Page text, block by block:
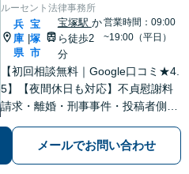
ルーセント法律事務所
兵
庫
県
|
宝
塚
市
宝塚駅 か
ら徒歩2
分
営業時間：09:00
~19:00（平日）
【初回相談無料｜Google口コミ★4.
5】【夜間休日も対応】不貞慰謝料
請求・離婚・刑事事件・投稿者側発
数。オーダーメイドのサービスで問
題解決や事業の推進を強力にサポー
メールでお問い合わせ